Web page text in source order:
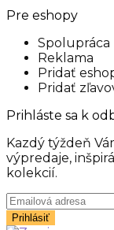
Pre eshopy
Spolupráca
Reklama
Pridať
Pridať
Prihláste sa k
Kazdý týždeň
výpredaje,
kolekcií.